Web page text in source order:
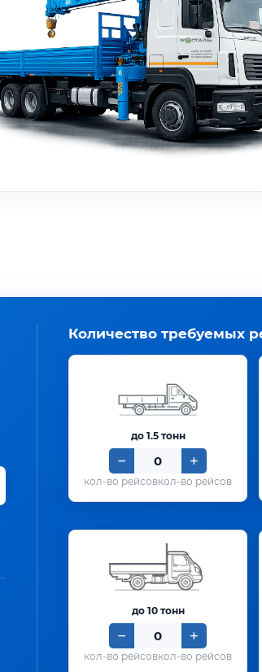
Количество требуемых
до 1.5 тонн
кол-во рейсов
до 10 тонн
кол-во рейсов